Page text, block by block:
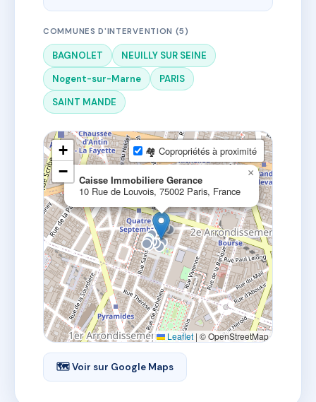
COMMUNES D'INTERVENTION (5)
BAGNOLET
NEUILLY SUR SEINE
Nogent-sur-Marne
PARIS
SAINT MANDE
Caisse Immobiliere Gerance
10 Rue de Louvois, 75002 Paris, France
×
+
−
🏘 Copropriétés à proximité
Leaflet | © OpenStreetMap
🗺 Voir sur Google Maps